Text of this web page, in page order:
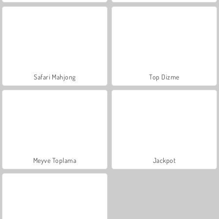
Safari Mahjong Top Dizme
Meyve Toplama Jackpot